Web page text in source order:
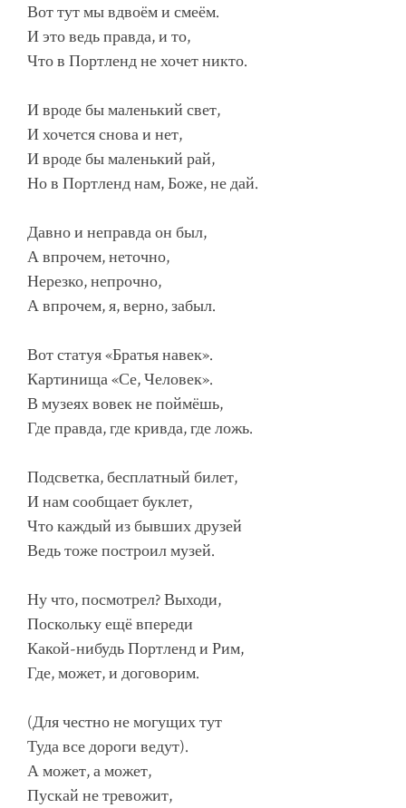
Вот тут мы вдвоём и смеём.
И это ведь правда, и то,
Что в Портленд не хочет никто.
И вроде бы маленький свет,
И хочется снова и нет,
И вроде бы маленький рай,
Но в Портленд нам, Боже, не дай.
Давно и неправда он был,
А впрочем, неточно,
Нерезко, непрочно,
А впрочем, я, верно, забыл.
Вот статуя «Братья навек».
Картинища «Се, Человек».
В музеях вовек не поймёшь,
Где правда, где кривда, где ложь.
Подсветка, бесплатный билет,
И нам сообщает буклет,
Что каждый из бывших друзей
Ведь тоже построил музей.
Ну что, посмотрел? Выходи,
Поскольку ещё впереди
Какой-нибудь Портленд и Рим,
Где, может, и договорим.
(Для честно не могущих тут
Туда все дороги ведут).
А может, а может,
Пускай не тревожит,